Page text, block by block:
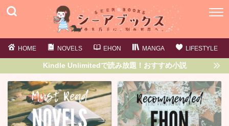
HOME NOVELS EHON MANGA LIFESTYLE
Kindle Unlimitedで読み放題！おすすめ小説